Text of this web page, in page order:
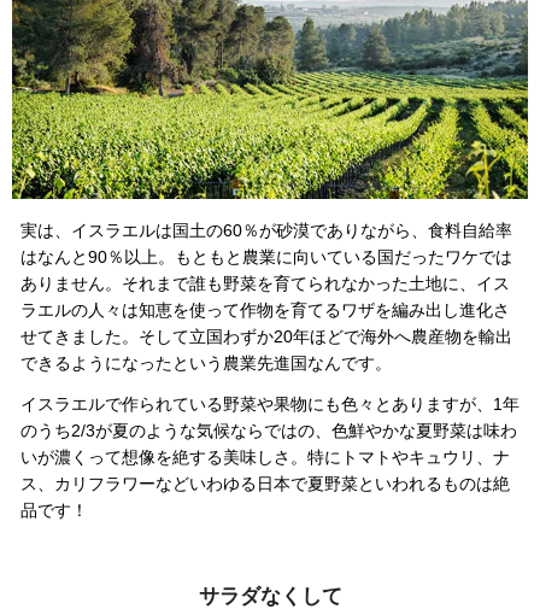
実は、イスラエルは国土の60％が砂漠でありながら、食料自給率
はなんと90％以上。もともと農業に向いている国だったワケでは
ありません。それまで誰も野菜を育てられなかった土地に、イス
ラエルの人々は知恵を使って作物を育てるワザを編み出し進化さ
せてきました。そして立国わずか20年ほどで海外へ農産物を輸出
できるようになったという農業先進国なんです。
イスラエルで作られている野菜や果物にも色々とありますが、 1年
のうち2/3が夏のような気候ならではの、色鮮やかな夏野菜は味わ
いが濃くって想像を絶する美味しさ。特にトマトやキュウリ、ナ
ス、カリフラワーなどいわゆる日本で夏野菜といわれるものは絶
品です！
サラダなくして